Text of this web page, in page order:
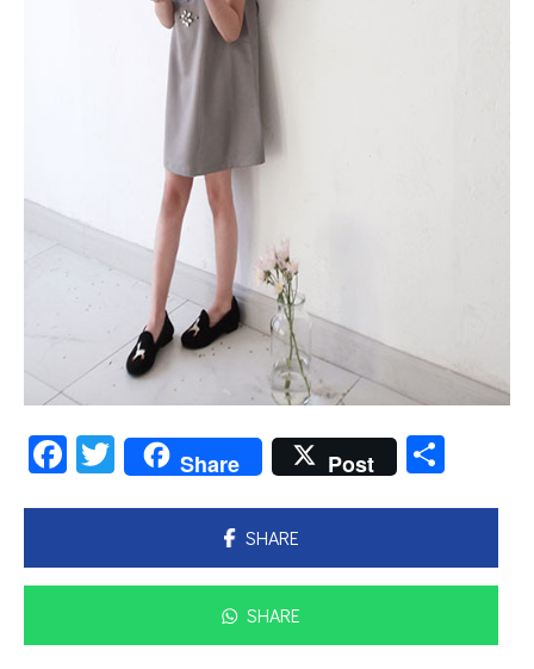
Facebook
Twitter
Share Post
SHARE
SHARE